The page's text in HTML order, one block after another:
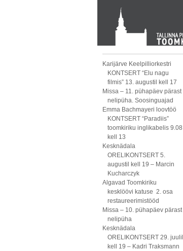
KONTAKT
Toom-Kooli 6, 10130 TALLINN
tallinna.toom@eelk.ee
Karijärve Keelpilliorkestri
KONTSERT “Elu nagu
filmis” 13. augustil kell 17
Missa – 11. pühapäev pärast
nelipüha. Soosinguajad
Emma Bachmayeri loovtöö
KONTSERT “Paradiis”
toomkiriku inglikabelis 9.08
kell 13
Kesknädala
ORELIKONTSERT 5.
augustil kell 19 – Marcin
Kucharczyk
Algavad Toomkiriku
kesklöövi katuse 2. osa
restaureerimistööd
Missa – 10. pühapäev pärast
nelipüha
Kesknädala
ORELIKONTSERT 29. juulil
kell 19 – Kadri Traksmann